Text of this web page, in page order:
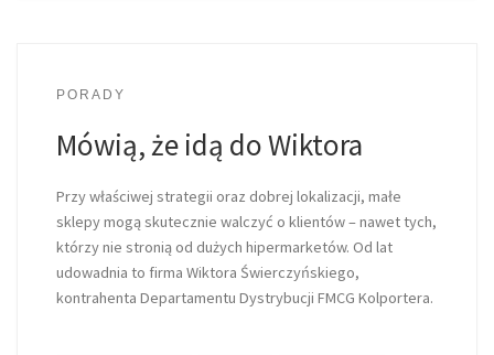
PORADY
Mówią, że idą do Wiktora
Przy właściwej strategii oraz dobrej lokalizacji, małe
sklepy mogą skutecznie walczyć o klientów – nawet tych,
którzy nie stronią od dużych hipermarketów. Od lat
udowadnia to firma Wiktora Świerczyńskiego,
kontrahenta Departamentu Dystrybucji FMCG Kolportera.